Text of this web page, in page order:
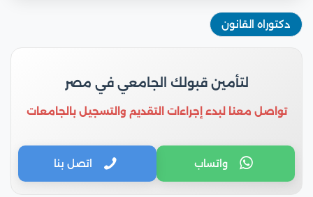
دكتوراه القانون
لتأمين قبولك الجامعي في مصر
تواصل معنا لبدء إجراءات التقديم والتسجيل بالجامعات
واتساب اتصل بنا